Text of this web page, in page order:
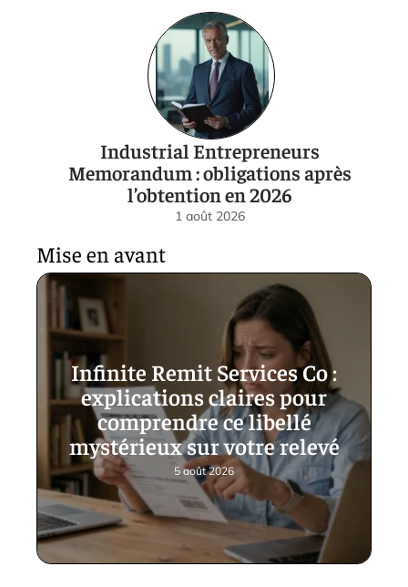
Industrial Entrepreneurs
Memorandum : obligations après
l’obtention en 2026
1 août 2026
Mise en avant
Infinite Remit Services Co :
explications claires pour
comprendre ce libellé
mystérieux sur votre relevé
5 août 2026